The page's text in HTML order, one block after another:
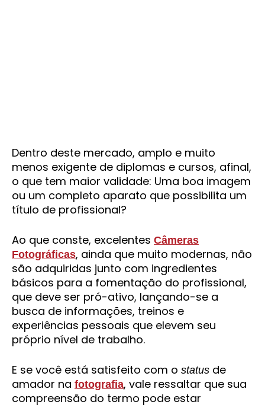
Dentro deste mercado, amplo e muito
menos exigente de diplomas e cursos, afinal,
o que tem maior validade: Uma boa imagem
ou um completo aparato que possibilita um
título de profissional?
Ao que conste, excelentes Câmeras
Fotográficas, ainda que muito modernas, não
são adquiridas junto com ingredientes
básicos para a fomentação do profissional,
que deve ser pró-ativo, lançando-se a
busca de informações, treinos e
experiências pessoais que elevem seu
próprio nível de trabalho.
E se você está satisfeito com o status de
amador na fotografia, vale ressaltar que sua
compreensão do termo pode estar